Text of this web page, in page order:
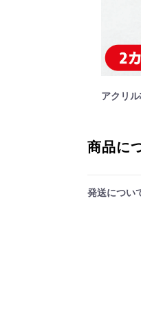
アクリ
商品に
発送につい